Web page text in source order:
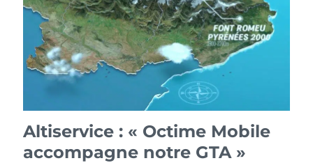
Altiservice : « Octime Mobile
accompagne notre GTA »